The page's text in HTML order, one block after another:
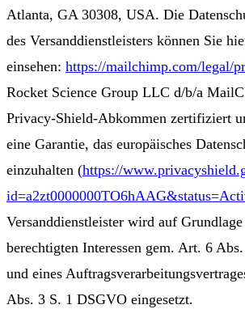
Atlanta, GA 30308, USA. Die
des Versanddienstleisters können Sie
einsehen: https://mailchimp.com/legal/
Rocket Science Group LLC d/b/a
Privacy-Shield-Abkommen zertifiziert
eine Garantie, das europäisches
einzuhalten (https://
Versanddienstleister wird auf Grundlage
berechtigten Interessen gem. Art. 6
und eines
Abs. 3 S. 1 DSGVO eingesetzt.